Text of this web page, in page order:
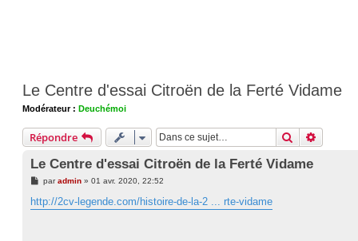
Le Centre d'essai Citroën de la Ferté Vidame
Modérateur : Deuchémoi
Répondre Rechercher
Le Centre d'essai Citroën de la Ferté Vidame
M
s
s
paradmin» 01 avr. 2020, 22:52
http://2cv-legende.com/histoire-de-la-2 ... rte-vidame